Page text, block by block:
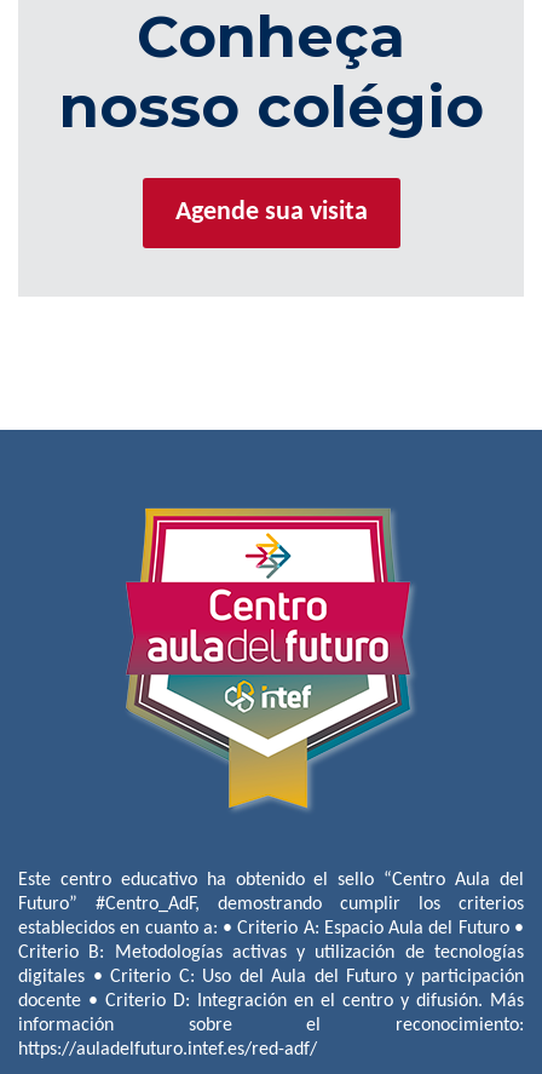
Conheça
nosso colégio
Agende sua visita
Este centro educativo ha obtenido el sello “Centro Aula del
Futuro” #Centro_AdF, demostrando cumplir los criterios
establecidos en cuanto a: • Criterio A: Espacio Aula del Futuro •
Criterio B: Metodologías activas y utilización de tecnologías
digitales • Criterio C: Uso del Aula del Futuro y participación
docente • Criterio D: Integración en el centro y difusión. Más
información sobre el reconocimiento:
https://auladelfuturo.intef.es/red-adf/